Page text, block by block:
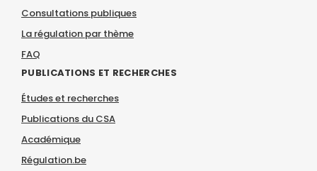
Consultations publiques
La régulation par thème
FAQ
PUBLICATIONS ET RECHERCHES
Études et recherches
Publications du CSA
Académique
Régulation.be